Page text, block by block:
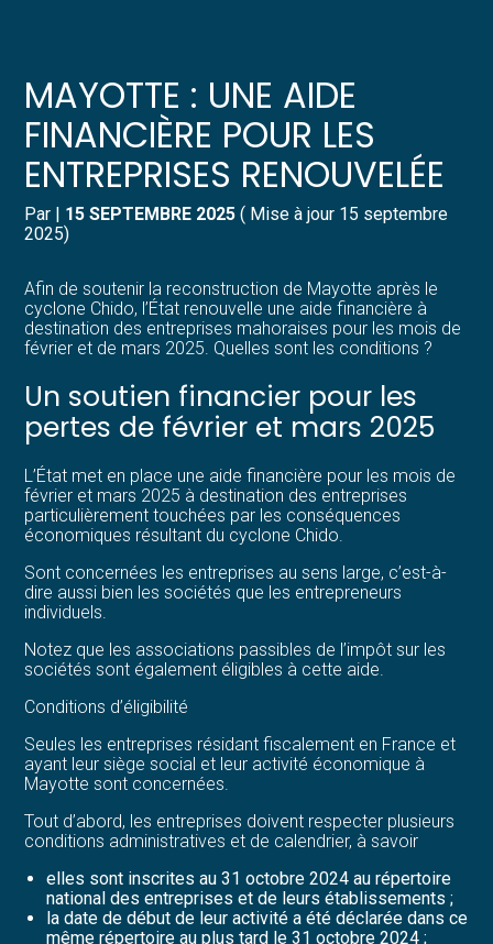
Gérer votre quotidien
Piloter votre entreprise
Développer votre entreprise
Construire votre patrimoine
Structurer votre croissance
Être prêt pour la facturation
électronique
Suivre votre comptabilité
Gérer vos ressources humaines
Dématérialiser vos documents
MAYOTTE : UNE AIDE
FINANCIÈRE POUR LES
ENTREPRISES RENOUVELÉE
Par | 15 SEPTEMBRE 2025 ( Mise à jour 15 septembre
2025)
Afin de soutenir la reconstruction de Mayotte après le
cyclone Chido, l’État renouvelle une aide financière à
destination des entreprises mahoraises pour les mois de
février et de mars 2025. Quelles sont les conditions ?
Un soutien financier pour les
pertes de février et mars 2025
L’État met en place une aide financière pour les mois de
février et mars 2025 à destination des entreprises
particulièrement touchées par les conséquences
économiques résultant du cyclone Chido.
Sont concernées les entreprises au sens large, c’est-à-
dire aussi bien les sociétés que les entrepreneurs
individuels.
Notez que les associations passibles de l’impôt sur les
sociétés sont également éligibles à cette aide.
Conditions d’éligibilité
Seules les entreprises résidant fiscalement en France et
ayant leur siège social et leur activité économique à
Mayotte sont concernées.
Tout d’abord, les entreprises doivent respecter plusieurs
conditions administratives et de calendrier, à savoir
elles sont inscrites au 31 octobre 2024 au répertoire
national des entreprises et de leurs établissements ;
la date de début de leur activité a été déclarée dans ce
même répertoire au plus tard le 31 octobre 2024 ;